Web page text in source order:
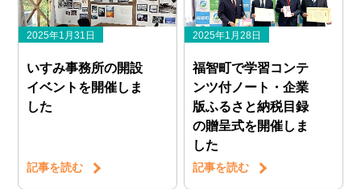
2025年1月31日
いすみ事務所の開設
イベントを開催しま
した
記事を読む
2025年1月28日
福智町で学習コンテ
ンツ付ノート・企業
版ふるさと納税目録
の贈呈式を開催しま
した
記事を読む